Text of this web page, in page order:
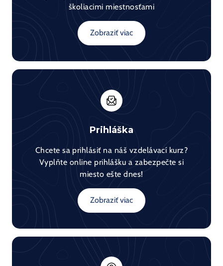
školiacimi miestnosťami
Zobraziť viac
Prihláška
Chcete sa prihlásiť na náš vzdelávací kurz?
Vyplňte online prihlášku a zabezpečte si
miesto ešte dnes!
Zobraziť viac